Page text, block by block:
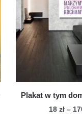
Plakat w tym
18 zł –